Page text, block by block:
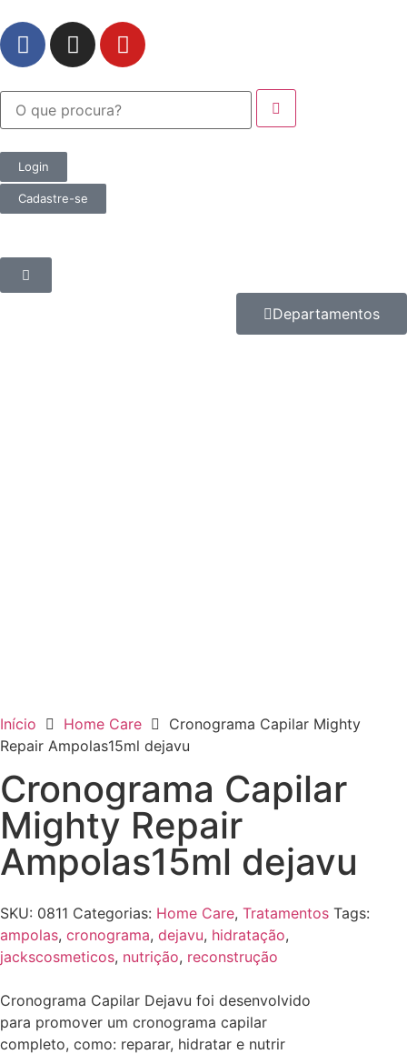
Login
Cadastre-se
Departamentos
Início Home Care
Cronograma Capilar Mighty
Repair Ampolas15ml dejavu
Cronograma Capilar
Mighty Repair
Ampolas15ml dejavu
SKU: 0811 Categorias: Home Care, Tratamentos Tags:
ampolas, cronograma, dejavu, hidratação,
jackscosmeticos, nutrição, reconstrução
Cronograma Capilar Dejavu foi desenvolvido
para promover um cronograma capilar
completo, como: reparar, hidratar e nutrir